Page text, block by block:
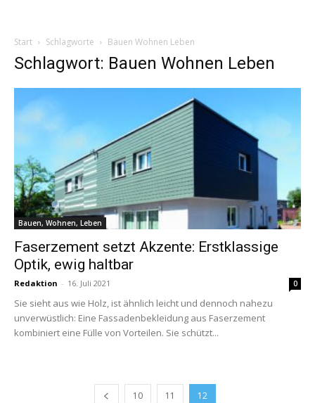
Start Schlagworte Bauen Wohnen Leben
Schlagwort: Bauen Wohnen Leben
Bauen, Wohnen, Leben
Faserzement setzt Akzente: Erstklassige
Optik, ewig haltbar
Redaktion - 16. Juli 2021 0
Sie sieht aus wie Holz, ist ähnlich leicht und dennoch nahezu
unverwüstlich: Eine Fassadenbekleidung aus Faserzement
kombiniert eine Fülle von Vorteilen. Sie schützt...
10 11 12